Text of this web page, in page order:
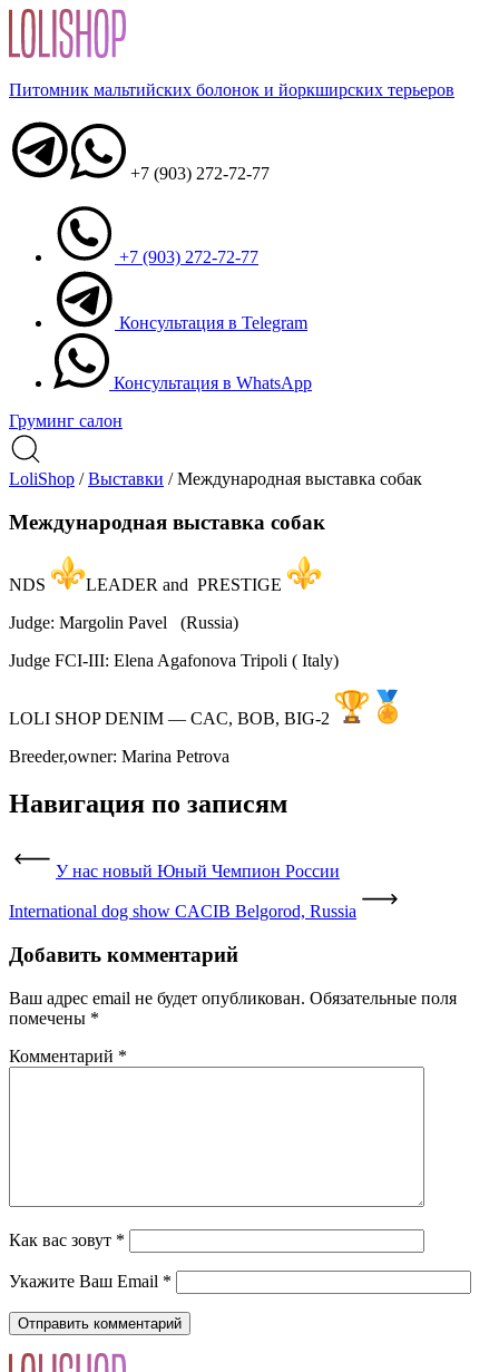
Питомник мальтийских болонок и йоркширских терьеров
+7 (903) 272-72-77
+7 (903) 272-72-77
Консультация в Telegram
Консультация в WhatsApp
Груминг салон
LoliShop /Выставки /Международная выставка собак
Международная выставка собак
NDS
LEADER and PRESTIGE
Judge: Margolin Pavel (Russia)
Judge FCI-III: Elena Agafonova Tripoli ( Italy)
LOLI SHOP DENIM — CAC, BOB, BIG-2
Breeder,owner: Marina Petrova
Навигация по записям
У нас новый Юный Чемпион России
International dog show CACIB Belgorod, Russia
Добавить комментарий
Ваш адрес email не будет опубликован. Обязательные поля
помечены *
Комментарий *
Как вас зовут *
Укажите Ваш Email *